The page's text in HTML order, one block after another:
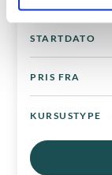
STARTDATO
PRIS FRA
KURSUSTYPE